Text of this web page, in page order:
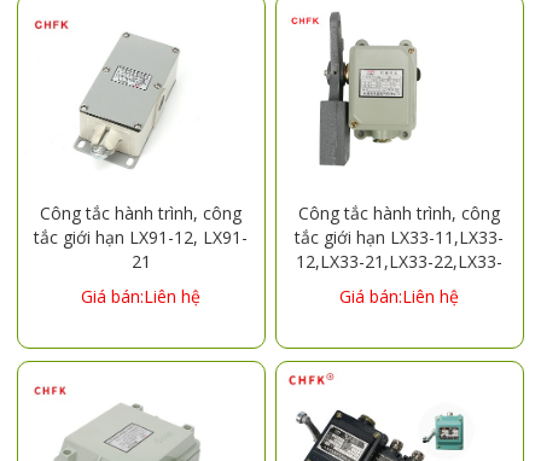
Công tắc hành trình, công
tắc giới hạn LX91-12, LX91-
21
Giá bán:Liên hệ
Công tắc hành trình, công
tắc giới hạn LX33-11,LX33-
12,LX33-21,LX33-22,LX33-
31,LX33-32,LX33-41,LX33-
42
Giá bán:Liên hệ